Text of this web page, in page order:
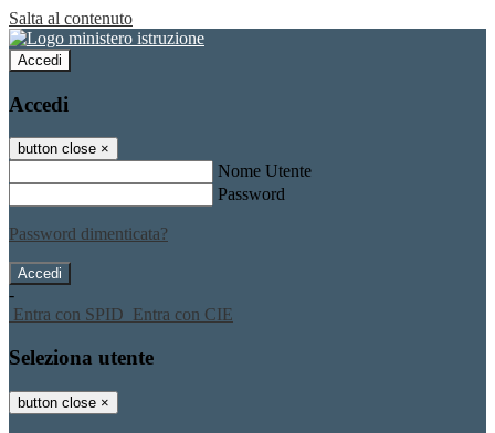
Salta al contenuto
Accedi
Accedi
button close ×
Nome Utente
Password
Password dimenticata?
-
Entra con SPID Entra con CIE
Seleziona utente
button close ×